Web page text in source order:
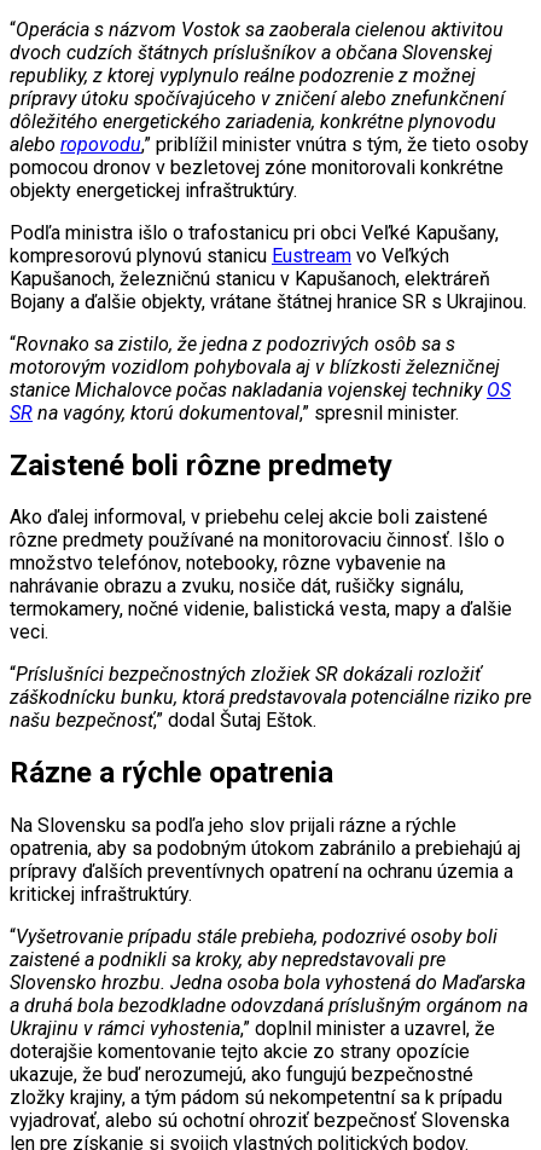
“Operácia s názvom Vostok sa zaoberala cielenou aktivitou
dvoch cudzích štátnych príslušníkov a občana Slovenskej
republiky, z ktorej vyplynulo reálne podozrenie z možnej
prípravy útoku spočívajúceho v zničení alebo znefunkčnení
dôležitého energetického zariadenia, konkrétne plynovodu
alebo ropovodu,” priblížil minister vnútra s tým, že tieto osoby
pomocou dronov v bezletovej zóne monitorovali konkrétne
objekty energetickej infraštruktúry.
Podľa ministra išlo o trafostanicu pri obci Veľké Kapušany,
kompresorovú plynovú stanicu Eustream vo Veľkých
Kapušanoch, železničnú stanicu v Kapušanoch, elektráreň
Bojany a ďalšie objekty, vrátane štátnej hranice SR s Ukrajinou.
“Rovnako sa zistilo, že jedna z podozrivých osôb sa s
motorovým vozidlom pohybovala aj v blízkosti železničnej
stanice Michalovce počas nakladania vojenskej techniky OS
SR na vagóny, ktorú dokumentoval,” spresnil minister.
Zaistené boli rôzne predmety
Ako ďalej informoval, v priebehu celej akcie boli zaistené
rôzne predmety používané na monitorovaciu činnosť. Išlo o
množstvo telefónov, notebooky, rôzne vybavenie na
nahrávanie obrazu a zvuku, nosiče dát, rušičky signálu,
termokamery, nočné videnie, balistická vesta, mapy a ďalšie
veci.
“Príslušníci bezpečnostných zložiek SR dokázali rozložiť
záškodnícku bunku, ktorá predstavovala potenciálne riziko pre
našu bezpečnosť,” dodal Šutaj Eštok.
Rázne a rýchle opatrenia
Na Slovensku sa podľa jeho slov prijali rázne a rýchle
opatrenia, aby sa podobným útokom zabránilo a prebiehajú aj
prípravy ďalších preventívnych opatrení na ochranu územia a
kritickej infraštruktúry.
“Vyšetrovanie prípadu stále prebieha, podozrivé osoby boli
zaistené a podnikli sa kroky, aby nepredstavovali pre
Slovensko hrozbu. Jedna osoba bola vyhostená do Maďarska
a druhá bola bezodkladne odovzdaná príslušným orgánom na
Ukrajinu v rámci vyhostenia,” doplnil minister a uzavrel, že
doterajšie komentovanie tejto akcie zo strany opozície
ukazuje, že buď nerozumejú, ako fungujú bezpečnostné
zložky krajiny, a tým pádom sú nekompetentní sa k prípadu
vyjadrovať, alebo sú ochotní ohroziť bezpečnosť Slovenska
len pre získanie si svojich vlastných politických bodov.